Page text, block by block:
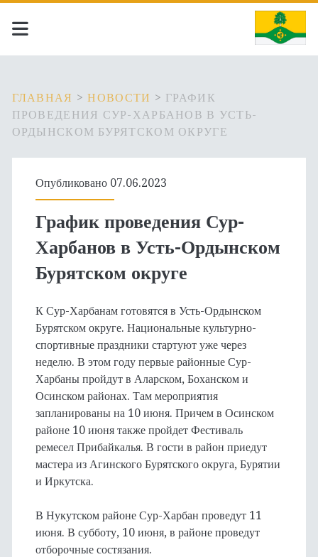
ГЛАВНАЯ >НОВОСТИ > ГРАФИК
ПРОВЕДЕНИЯ СУР-ХАРБАНОВ В УСТЬ-
ОРДЫНСКОМ БУРЯТСКОМ ОКРУГЕ
Опубликовано 07.06.2023
График проведения Сур-
Харбанов в Усть-Ордынском
Бурятском округе
К Сур-Харбанам готовятся в Усть-Ордынском
Бурятском округе. Национальные культурно-
спортивные праздники стартуют уже через
неделю. В этом году первые районные Сур-
Харбаны пройдут в Аларском, Боханском и
Осинском районах. Там мероприятия
запланированы на 10 июня. Причем в Осинском
районе 10 июня также пройдет Фестиваль
ремесел Прибайкалья. В гости в район приедут
мастера из Агинского Бурятского округа, Бурятии
и Иркутска.
В Нукутском районе Сур-Харбан проведут 11
июня. В субботу, 10 июня, в районе проведут
отборочные состязания.